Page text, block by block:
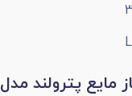
پترولند مدل 3103